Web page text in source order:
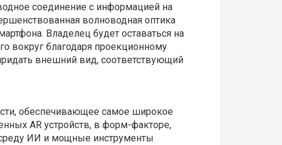
соединение с информацией на
волноводная оптика
Владелец будет оставаться на
вокруг благодаря проекционному
внешний вид, соответствующий
обеспечивающее самое широкое
AR устройств, в форм-факторе,
ИИ и мощные инструменты